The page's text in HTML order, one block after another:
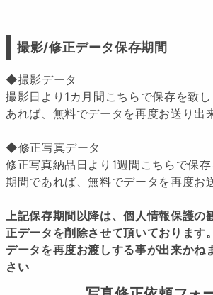
撮影/修正データ保存期間
◆撮影データ
撮影日より1カ月間こちらで保存を致
あれば、無料でデータを再度お送り出
◆修正写真データ
修正写真納品日より1週間こちらで保
期間であれば、無料でデータを再度お
上記保存期間以降は、個人情報保護の
正データを削除させて頂いております
データを再度お渡しする事が出来かね
さい